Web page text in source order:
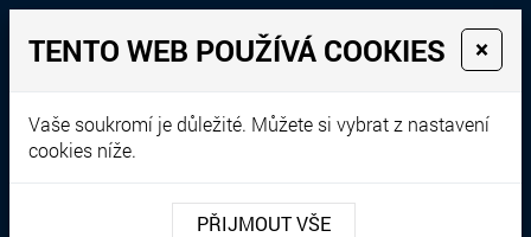
Prodej, dovoz, výkup a
pronájem karavanů
+420 604 760 364
TENTO WEB POUŽÍVÁ COOKIES ×
Vaše soukromí je důležité. Můžete si vybrat z nastavení
cookies níže.
PŘIJMOUT VŠE